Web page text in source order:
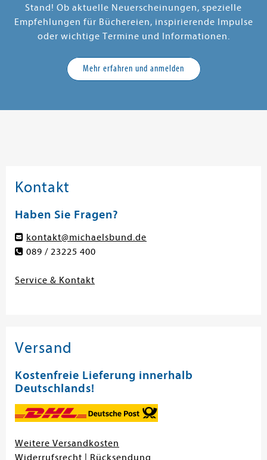
Stand! Ob aktuelle Neuerscheinungen, spezielle
Empfehlungen für Büchereien, inspirierende Impulse
oder wichtige Termine und Informationen.
Mehr erfahren und anmelden
Kontakt
Haben Sie Fragen?
kontakt@michaelsbund.de
089 / 23225 400
Service & Kontakt
Versand
Kostenfreie Lieferung innerhalb
Deutschlands!
Weitere Versandkosten
Widerrufsrecht
Rücksendung